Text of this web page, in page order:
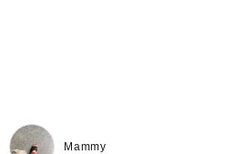
Mammy